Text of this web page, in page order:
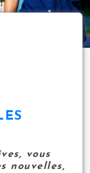
vous
nouvelles,